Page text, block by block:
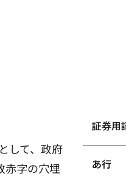
して、政府
赤字の穴埋
証券用
あ行